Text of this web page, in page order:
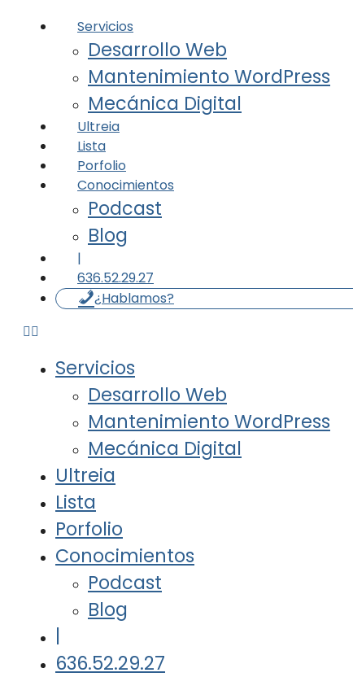
Servicios
Desarrollo Web
Mantenimiento WordPress
Mecánica Digital
Ultreia
Lista
Porfolio
Conocimientos
Podcast
Blog
|
636.52.29.27
¿Hablamos?
Servicios
Desarrollo Web
Mantenimiento WordPress
Mecánica Digital
Ultreia
Lista
Porfolio
Conocimientos
Podcast
Blog
|
636.52.29.27